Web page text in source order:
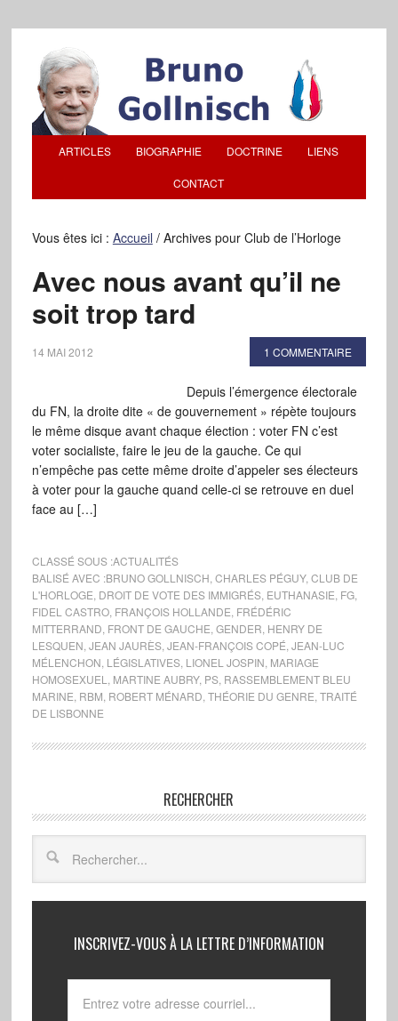
ARTICLES BIOGRAPHIE DOCTRINE LIENS
CONTACT
Vous êtes ici : Accueil /Archives pour Club de l’Horloge
Avec nous avant qu’il ne
soit trop tard
14 MAI 2012 1 COMMENTAIRE
Depuis l’émergence électorale
du FN, la droite dite « de gouvernement » répète toujours
le même disque avant chaque élection : voter FN c’est
voter socialiste, faire le jeu de la gauche. Ce qui
n’empêche pas cette même droite d’appeler ses électeurs
à voter pour la gauche quand celle-ci se retrouve en duel
face au […]
CLASSÉ SOUS :ACTUALITÉS
BALISÉ AVEC :BRUNO GOLLNISCH CHARLES PÉGUY, CLUB DE
L'HORLOGE DROIT DE VOTE DES IMMIGRÉS, EUTHANASIE FG,
FIDEL CASTRO, FRANÇOIS HOLLANDE FRÉDÉRIC
MITTERRAND FRONT DE GAUCHE GENDER HENRY DE
LESQUEN JEAN JAURÈS, JEAN-FRANÇOIS COPÉ JEAN-LUC
MÉLENCHON LÉGISLATIVES, LIONEL JOSPIN MARIAGE
HOMOSEXUEL
MARTINE AUBRY, PS, RASSEMBLEMENT BLEU
MARINE RBM ROBERT MÉNARD THÉORIE DU GENRE TRAITÉ
DE LISBONNE
RECHERCHER
INSCRIVEZ-VOUS À LA LETTRE D’INFORMATION